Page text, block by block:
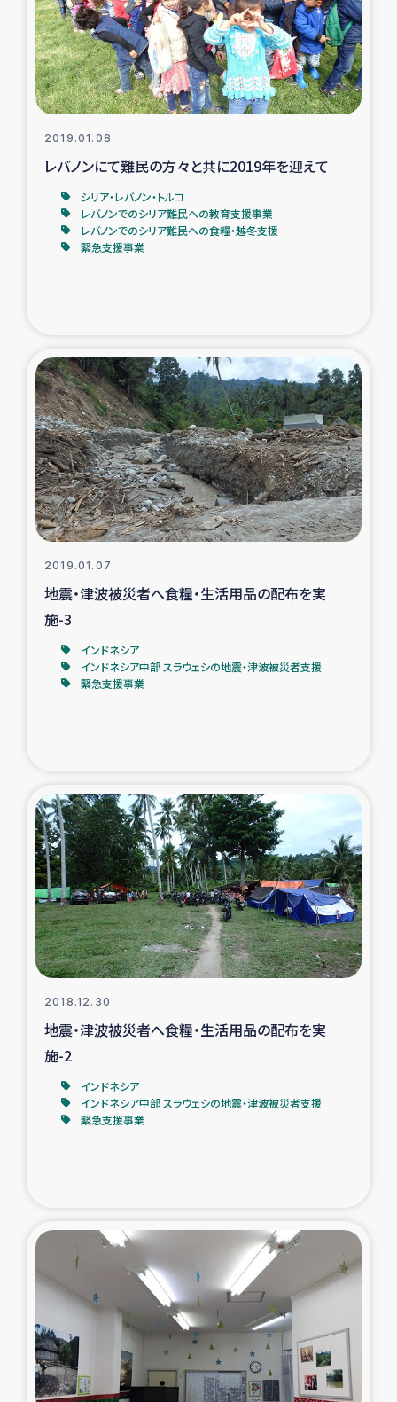
トルコ・シリア地震被災者支援
デニヤヤ小規模紅茶農家支援
アイナロ県マウベシ郡でのコーヒー畑改善事業
ベイルート大規模爆発被災者支援
2019.01.08
レバノンにて難民の方々と共に2019年を迎えて
シリア・レバノン・トルコ
レバノンでのシリア難民への教育支援事業
レバノンでのシリア難民への食糧・越冬支援
緊急支援事業
2019.01.07
地震・津波被災者へ食糧・生活用品の配布を実
施-3
インドネシア
インドネシア中部 スラウェシの地震・津波被災者支援
緊急支援事業
2018.12.30
地震・津波被災者へ食糧・生活用品の配布を実
施-2
インドネシア
インドネシア中部 スラウェシの地震・津波被災者支援
緊急支援事業